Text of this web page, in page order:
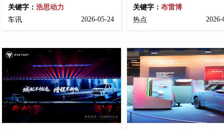
关键字： 浩思动力
车讯
2026-05-24
关键字： 布雷博
热点